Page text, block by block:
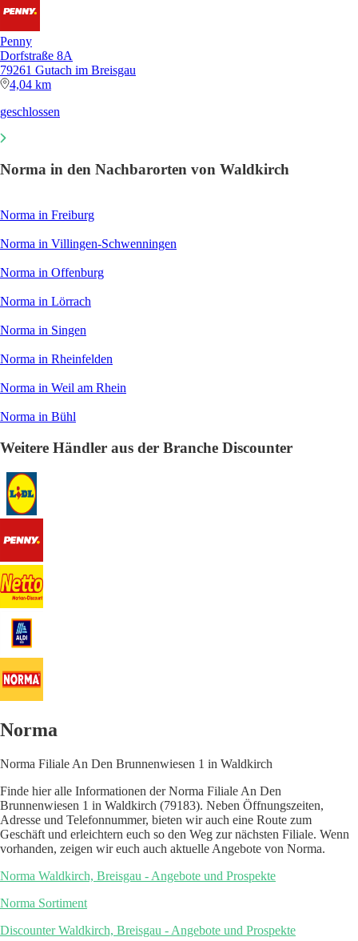
Penny
Dorfstraße 8A
79261 Gutach im Breisgau
4,04 km
geschlossen
Norma in den Nachbarorten von Waldkirch
Norma in Freiburg
Norma in Villingen-Schwenningen
Norma in Offenburg
Norma in Lörrach
Norma in Singen
Norma in Rheinfelden
Norma in Weil am Rhein
Norma in Bühl
Weitere Händler aus der Branche Discounter
Norma
Norma Filiale An Den Brunnenwiesen 1 in Waldkirch
Finde hier alle Informationen der Norma Filiale An Den
Brunnenwiesen 1 in Waldkirch (79183). Neben Öffnungszeiten,
Adresse und Telefonnummer, bieten wir auch eine Route zum
Geschäft und erleichtern euch so den Weg zur nächsten Filiale. Wenn
vorhanden, zeigen wir euch auch aktuelle Angebote von Norma.
Norma Waldkirch, Breisgau - Angebote und Prospekte
Norma Sortiment
Discounter Waldkirch, Breisgau - Angebote und Prospekte